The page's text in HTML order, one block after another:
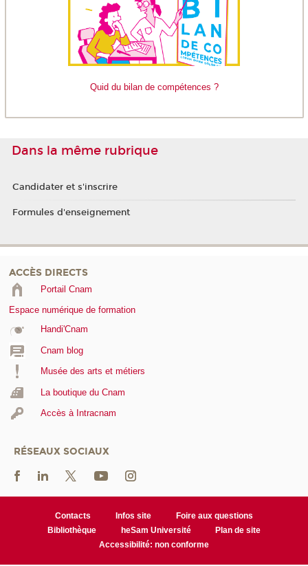
Quid du bilan de compétences ?
Dans la même rubrique
Candidater et s'inscrire
Formules d'enseignement
ACCÈS DIRECTS
Portail Cnam
Espace numérique de formation
Handi'Cnam
Cnam blog
Musée des arts et métiers
La boutique du Cnam
Accès à Intracnam
RÉSEAUX SOCIAUX
Contacts Infos site
Foire aux questions
Bibliothèque
heSam Université
Plan de site
Accessibilité: non conforme